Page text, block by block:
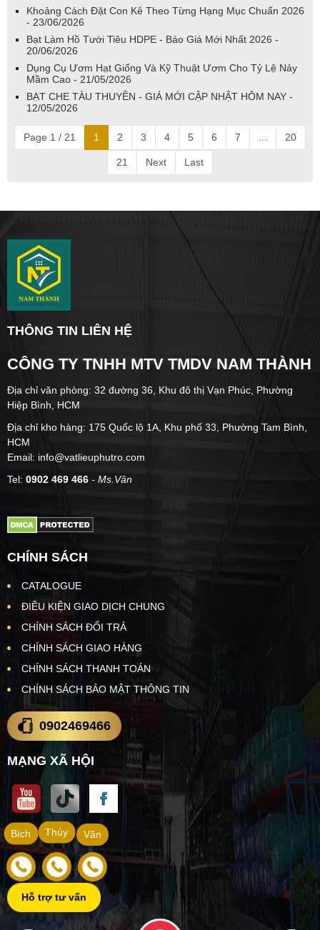
Khoảng Cách Đặt Con Kê Theo Từng Hạng Mục Chuẩn 2026
- 23/06/2026
Bạt Làm Hồ Tưới Tiêu HDPE - Báo Giá Mới Nhất 2026 -
20/06/2026
Dụng Cụ Ươm Hạt Giống Và Kỹ Thuật Ươm Cho Tỷ Lệ Nảy
Mầm Cao - 21/05/2026
BẠT CHE TÀU THUYỀN - GIÁ MỚI CẬP NHẬT HÔM NAY -
12/05/2026
Page 1 / 21 1 2 3 4 5 6 7 20
21 Next Last
THÔNG TIN LIÊN HỆ
CÔNG TY TNHH MTV TMDV NAM THÀNH
Địa chỉ văn phòng: 32 đường 36, Khu đô thị Vạn Phúc, Phường
Hiệp Bình, HCM
Địa chỉ kho hàng: 175 Quốc lộ 1A, Khu phố 33, Phường Tam Bình,
HCM
Email: info@vatlieuphutro.com
Tel: 0902 469 466 - Ms.Vân
CHÍNH SÁCH
CATALOGUE
ĐIỀU KIỆN GIAO DỊCH CHUNG
CHÍNH SÁCH ĐỔI TRẢ
CHÍNH SÁCH GIAO HÀNG
CHÍNH SÁCH THANH TOÁN
CHÍNH SÁCH BẢO MẬT THÔNG TIN
0902469466
MẠNG XÃ HỘI
Vân
Thúy
Bích
Hỗ trợ tư vấn